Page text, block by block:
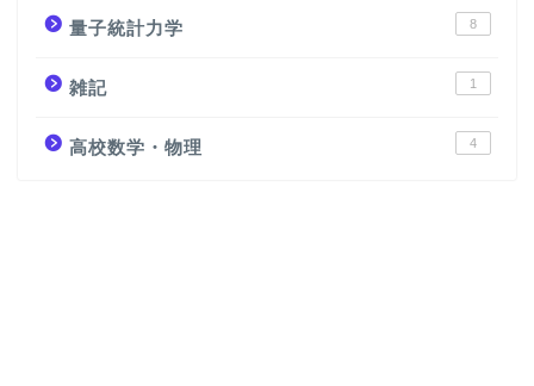
量子統計力学 8
雑記 1
高校数学・物理 4